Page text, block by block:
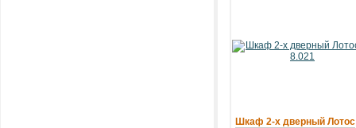
Шкаф 2-х дверный Лотос